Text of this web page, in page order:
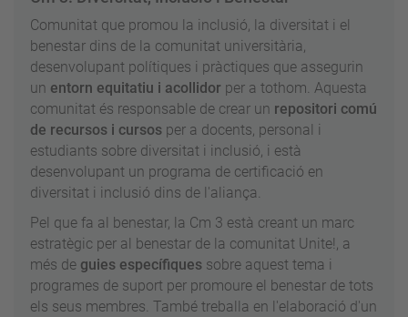
Comunitat que promou la inclusió, la diversitat i el
benestar dins de la comunitat universitària,
desenvolupant polítiques i pràctiques que assegurin
un entorn equitatiu i acollidor per a tothom. Aquesta
comunitat és responsable de crear un repositori comú
de recursos i cursos per a docents, personal i
estudiants sobre diversitat i inclusió, i està
desenvolupant un programa de certificació en
diversitat i inclusió dins de l'aliança.
Pel que fa al benestar, la Cm 3 està creant un marc
estratègic per al benestar de la comunitat Unite!, a
més de guies específiques sobre aquest tema i
programes de suport per promoure el benestar de tots
els seus membres. També treballa en l'elaboració d'un